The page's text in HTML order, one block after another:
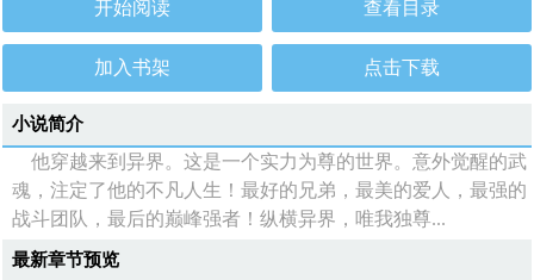
开始阅读 查看目录
加入书架 点击下载
小说简介
他穿越来到异界。这是一个实力为尊的世界。意外觉醒的武
魂，注定了他的不凡人生！最好的兄弟，最美的爱人，最强的
战斗团队，最后的巅峰强者！纵横异界，唯我独尊...
最新章节预览